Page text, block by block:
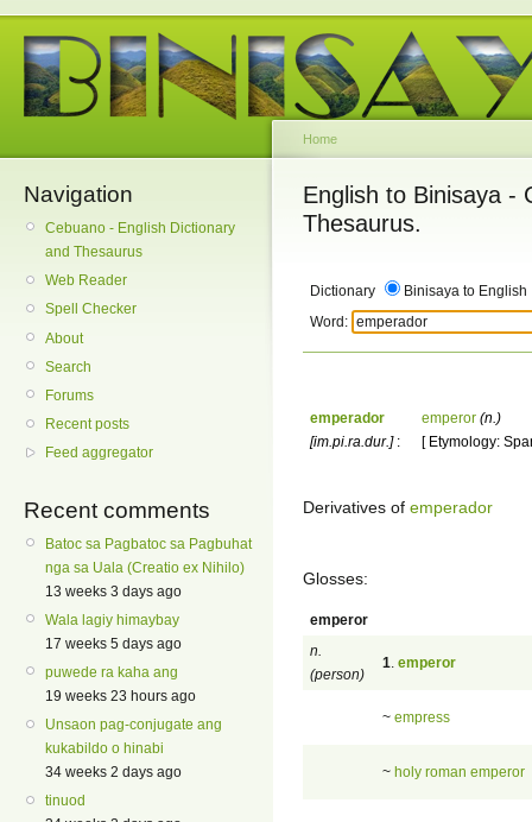
Navigation
Cebuano - English Dictionary
and Thesaurus
Web Reader
Spell Checker
About
Search
Forums
Recent posts
Feed aggregator
Recent comments
Batoc sa Pagbatoc sa Pagbuhat
nga sa Uala (Creatio ex Nihilo)
13 weeks 3 days ago
Wala lagiy himaybay
17 weeks 5 days ago
puwede ra kaha ang
19 weeks 23 hours ago
Unsaon pag-conjugate ang
kukabildo o hinabi
34 weeks 2 days ago
tinuod
Home
English to Binisaya -
Thesaurus.
Dictionary
Binisaya to English
Word:
emperador
[im.pi.ra.dur.]:
emperor (n.)
[ Etymology:
Derivatives of emperador
Glosses:
emperor
n.
(person)
1 emperor
~ empress
~ holy roman emperor